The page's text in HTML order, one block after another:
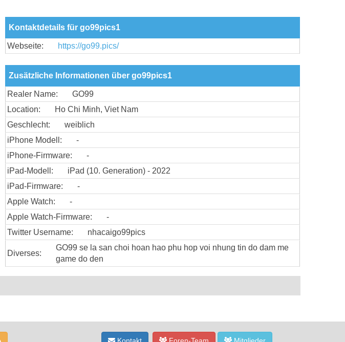
Kontaktdetails für go99pics1
Webseite: https://go99.pics/
Zusätzliche Informationen über go99pics1
Realer Name:
GO99
Location:
Ho Chi Minh, Viet Nam
Geschlecht:
weiblich
iPhone Modell:
-
iPhone-Firmware:
-
iPad-Modell:
iPad (10. Generation) - 2022
iPad-Firmware:
-
Apple Watch:
-
Apple Watch-Firmware:
-
Twitter Username:
nhacaigo99pics
Diverses:
GO99 se la san choi hoan hao phu hop voi nhung tin do dam me
game do den
Kontakt Foren-Team Mitglieder